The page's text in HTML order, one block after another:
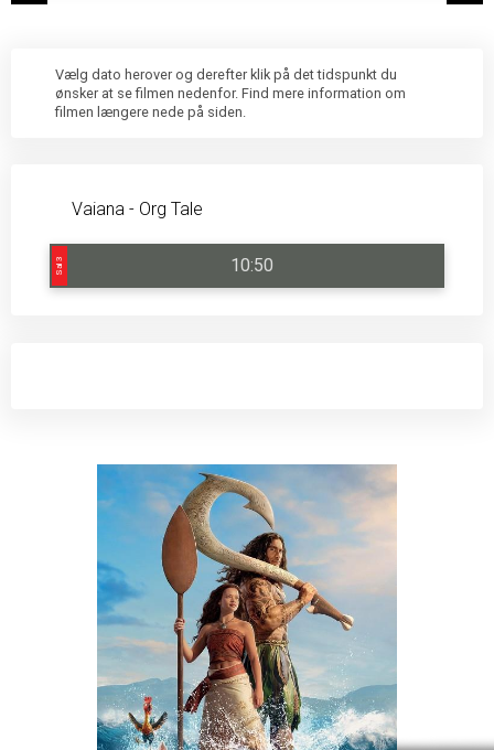
Vælg dato herover og derefter klik på det tidspunkt du
ønsker at se filmen nedenfor. Find mere information om
filmen længere nede på siden.
Vaiana - Org Tale
Sal 3 10:50